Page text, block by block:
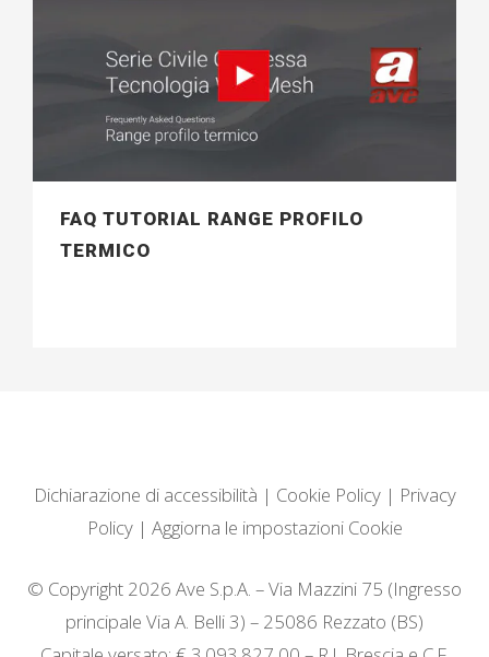
FAQ TUTORIAL RANGE PROFILO
TERMICO
Dichiarazione di accessibilità | Cookie Policy| Privacy
Policy| Aggiorna le impostazioni Cookie
© Copyright 2026 Ave S.p.A. – Via Mazzini 75 (Ingresso
principale Via A. Belli 3) – 25086 Rezzato (BS)